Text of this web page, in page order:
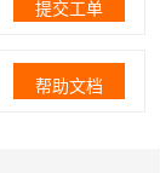
提交工单
帮助文档